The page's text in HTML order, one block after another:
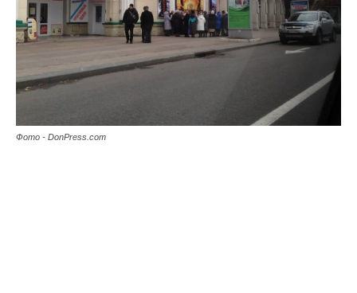
Фото - DonPress.com